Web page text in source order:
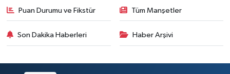
Puan Durumu ve Fikstür Tüm Manşetler
Son Dakika Haberleri Haber Arşivi